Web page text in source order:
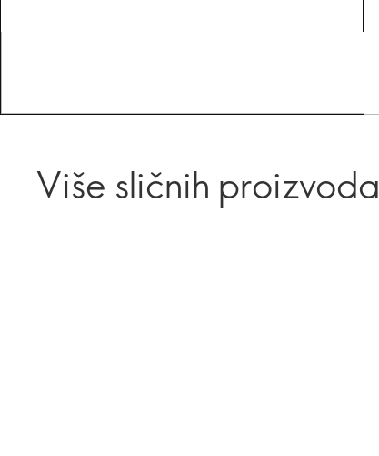
Više sličnih proizvoda